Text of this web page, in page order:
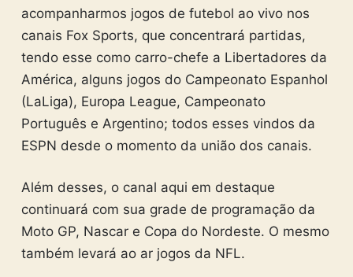
acompanharmos jogos de futebol ao vivo nos
canais Fox Sports, que concentrará partidas,
tendo esse como carro-chefe a Libertadores da
América, alguns jogos do Campeonato Espanhol
(LaLiga), Europa League, Campeonato
Português e Argentino; todos esses vindos da
ESPN desde o momento da união dos canais.
Além desses, o canal aqui em destaque
continuará com sua grade de programação da
Moto GP, Nascar e Copa do Nordeste. O mesmo
também levará ao ar jogos da NFL.